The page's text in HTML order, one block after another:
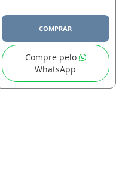
COMPRAR
Compre pelo
WhatsApp